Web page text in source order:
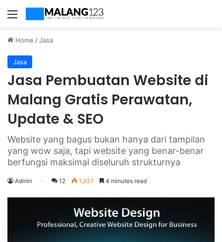
Home /Jasa
Jasa
Jasa Pembuatan Website di
Malang Gratis Perawatan,
Update & SEO
Website yang bagus bukan hanya dari tampilan
yang wow saja, tapi website yang benar-benar
berfungsi maksimal diseluruh strukturnya
Admin 12 1,937 4 minutes read